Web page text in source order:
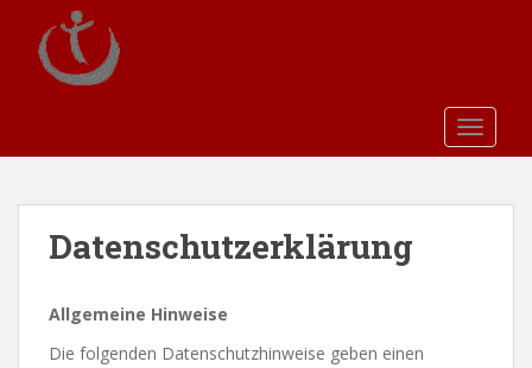
Datenschutzerklärung
Allgemeine Hinweise
Die folgenden Datenschutzhinweise geben einen